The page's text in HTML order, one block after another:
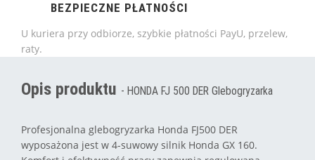
BEZPIECZNE PŁATNOŚCI
U kuriera przy odbiorze, szybkie płatności PayU, przelew,
raty.
Opis produktu - HONDA FJ 500 DER Glebogryzarka
Profesjonalna glebogryzarka Honda FJ500 DER
wyposażona jest w 4-suwowy silnik Honda GX 160.